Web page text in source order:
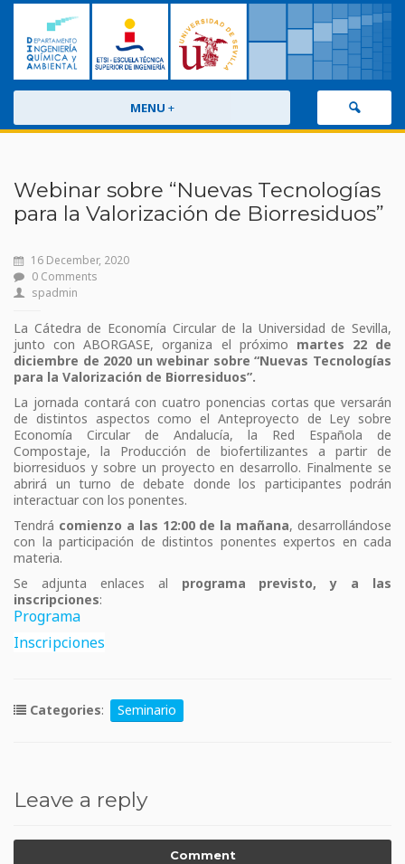
MENU +
Webinar sobre “Nuevas Tecnologías
para la Valorización de Biorresiduos”
16 December, 2020
0 Comments
spadmin
La Cátedra de Economía Circular de la Universidad de Sevilla,
junto con ABORGASE, organiza el próximo martes 22 de
diciembre de 2020 un webinar sobre “Nuevas Tecnologías
para la Valorización de Biorresiduos”.
La jornada contará con cuatro ponencias cortas que versarán
de distintos aspectos como el Anteproyecto de Ley sobre
Economía Circular de Andalucía, la Red Española de
Compostaje, la Producción de biofertilizantes a partir de
biorresiduos y sobre un proyecto en desarrollo. Finalmente se
abrirá un turno de debate donde los participantes podrán
interactuar con los ponentes.
Tendrá comienzo a las 12:00 de la mañana, desarrollándose
con la participación de distintos ponentes expertos en cada
materia.
Se adjunta enlaces al programa previsto, y a las
inscripciones:
Programa
Inscripciones
Categories: Seminario
Leave a reply
Comment